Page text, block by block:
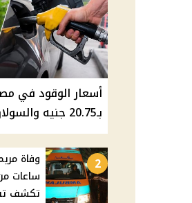
بـ20.75 جنيه والسولار بـ20.50 جنيه
2
وفاة
ساعات
تكشف